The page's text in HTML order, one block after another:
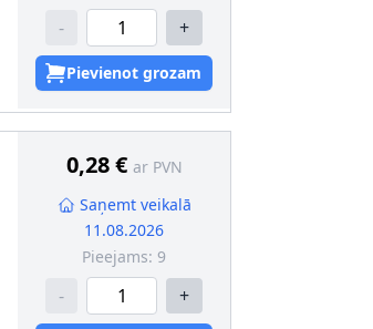
- +
Pievienot grozam
0,28 € ar PVN
Saņemt veikalā
11.08.2026
Pieejams: 9
- +